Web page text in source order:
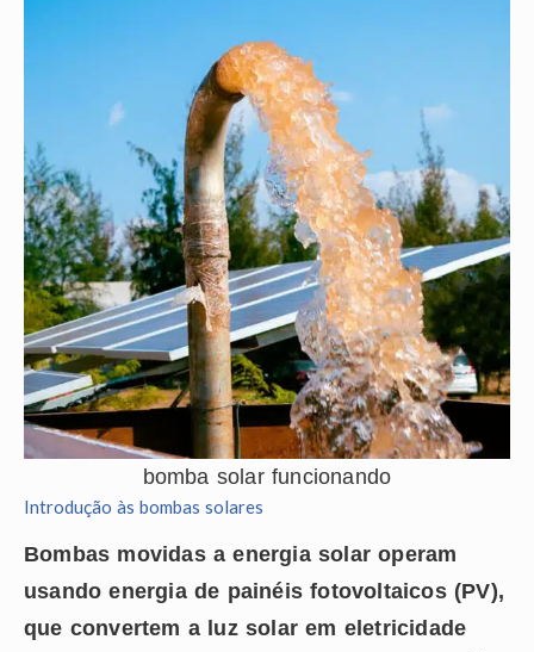
bomba solar funcionando
Introdução às bombas solares
Bombas movidas a energia solar operam
usando energia de painéis fotovoltaicos (PV),
que convertem a luz solar em eletricidade